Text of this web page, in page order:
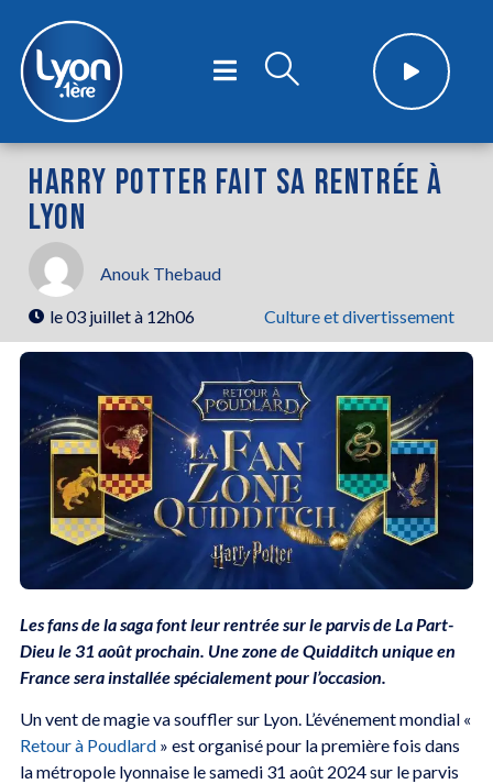
HARRY POTTER FAIT SA RENTRÉE À
LYON
Anouk Thebaud
le03 juillet à 12h06 Culture et divertissement
Les fans de la saga font leur rentrée sur le parvis de La Part-
Dieu le 31 août prochain. Une zone de Quidditch unique en
France sera installée spécialement pour l’occasion.
Un vent de magie va souffler sur Lyon. L’événement mondial «
Retour à Poudlard» est organisé pour la première fois dans
la métropole lyonnaise le samedi 31 août 2024 sur le parvis